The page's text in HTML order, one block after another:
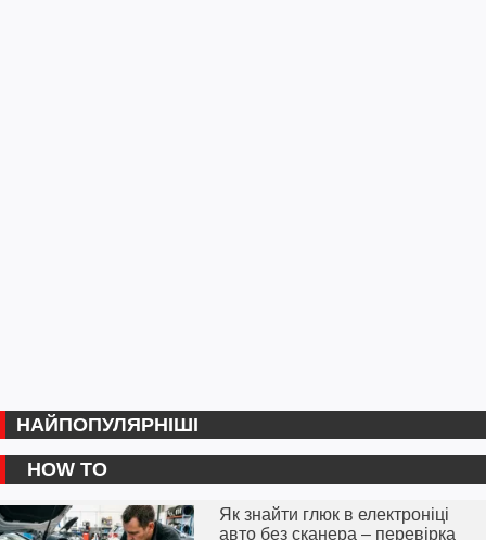
НАЙПОПУЛЯРНІШІ
HOW TO
Як знайти глюк в електроніці
авто без сканера – перевірка